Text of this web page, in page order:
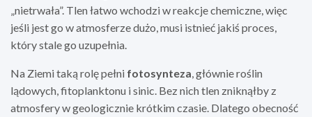
„nietrwała”. Tlen łatwo wchodzi w reakcje chemiczne, więc
jeśli jest go w atmosferze dużo, musi istnieć jakiś proces,
który stale go uzupełnia.
Na Ziemi taką rolę pełni fotosynteza , głównie roślin
lądowych, fitoplanktonu i sinic. Bez nich tlen zniknąłby z
atmosfery w geologicznie krótkim czasie. Dlatego obecność